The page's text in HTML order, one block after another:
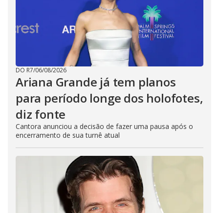
DO R7/06/08/2026
Ariana Grande já tem planos
para período longe dos holofotes,
diz fonte
Cantora anunciou a decisão de fazer uma pausa após o
encerramento de sua turnê atual